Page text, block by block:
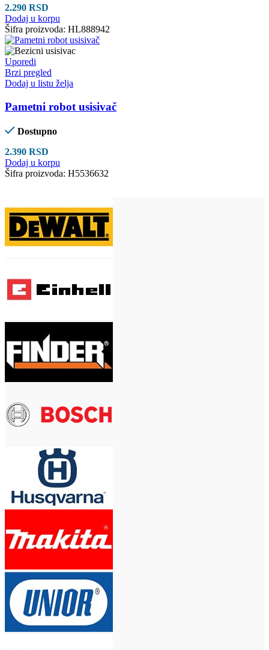
2.290 RSD
Dodaj u korpu
Šifra proizvoda: HL888942
Uporedi
Brzi pregled
Dodaj u listu želja
Pametni robot usisivač
Dostupno
2.390 RSD
Dodaj u korpu
Šifra proizvoda: H5536632